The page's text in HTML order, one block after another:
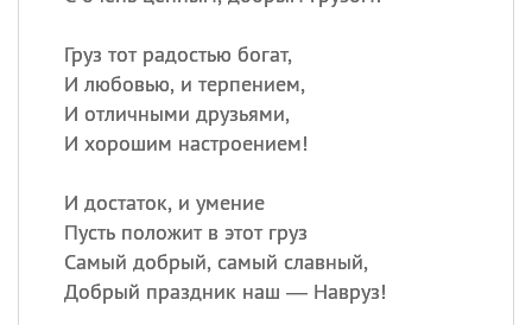
Груз тот радостью богат,
И любовью, и терпением,
И отличными друзьями,
И хорошим настроением!
И достаток, и умение
Пусть положит в этот груз
Самый добрый, самый славный,
Добрый праздник наш — Навруз!
07.08
Годовщина битвы при
ИМЕНА
Сегодня празднуют именины
Анатолий
,Еще